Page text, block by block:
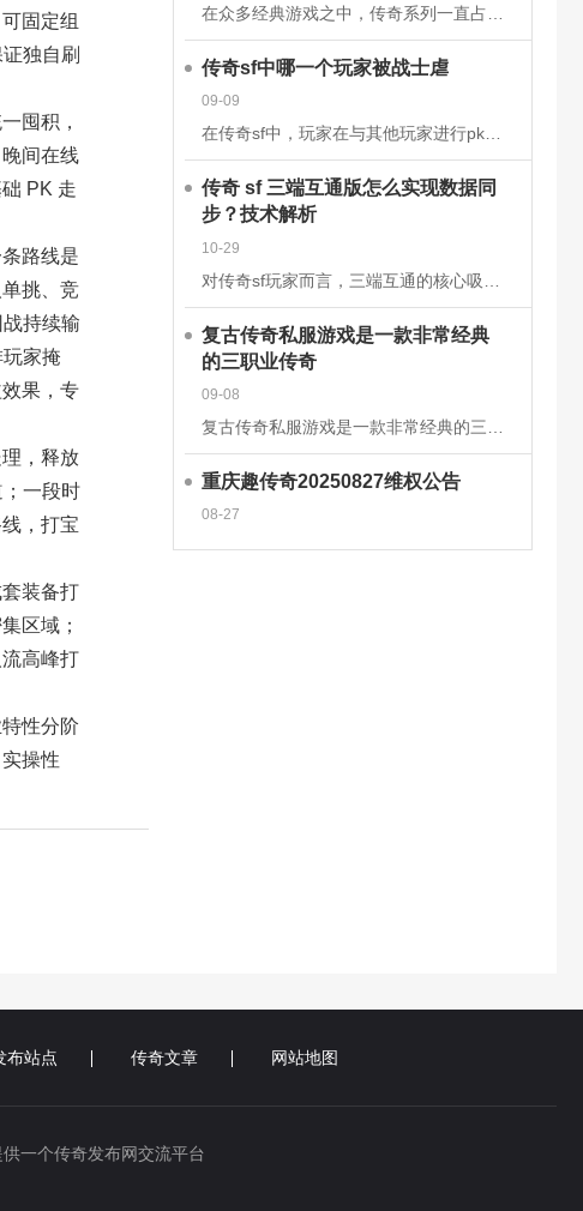
固定组
独自刷
囤积，
间在线
PK 走
路线是
挑、竞
持续输
家掩
果，专
，释放
一段时
，打宝
装备打
区域；
高峰打
性分阶
操性
传奇sf中哪一个玩家被战士虐
09-09
在传奇sf中，玩家在与其他玩家进行pk时，有时会被对方的技能击中，也有时会被对方战士击杀。虽然战士在游戏前期，在技能上没有法师给力，但是战士有绝对的优势，特别是战士的防御和血量，完全可以抵挡住对方的伤
传奇 sf 三端互通版怎么实现数据同
步？技术解析
10-29
复古传奇私服游戏是一款非常经典
的三职业传奇
09-08
重庆趣传奇20250827维权公告
08-27
布站点 传奇文章 网站地图
一个传奇发布网交流平台